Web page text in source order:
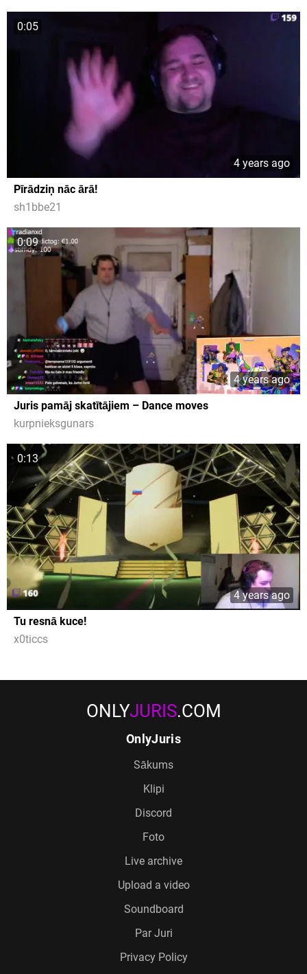
0:05
4 years ago
Pīrādziņ nāc ārā!
sh1bbe21
0:09
4 years ago
Juris pamāj skatītājiem – Dance moves
kurpnieksgunars
0:13
4 years ago
Tu resnā kuce!
x0ticcs
ONLYJURIS.COM
OnlyJuris
Sākums
Klipi
Discord
Foto
Live archive
Upload a video
Soundboard
Par Juri
Privacy Policy